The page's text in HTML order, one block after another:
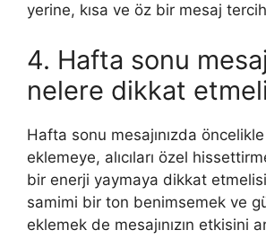
yerine, kısa ve öz bir mesaj
4. Hafta sonu
nelere dikkat
Hafta sonu mesajınızda
eklemeye, alıcıları özel
bir enerji yaymaya dikkat
samimi bir ton benimsemek ve
eklemek de mesajınızın etkisini